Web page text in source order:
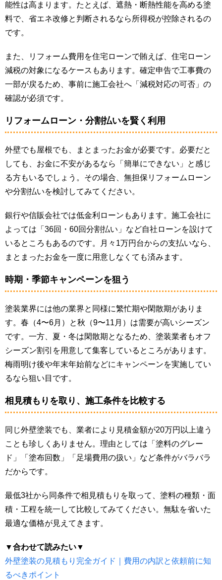
能性は高まります。たとえば、遮熱・断熱性能を高める塗
料で、省エネ改修と判断されるなら所得税が控除されるの
です。
また、リフォーム費用を住宅ローンで賄えば、住宅ローン
減税の対象になるケースもあります。確定申告で工事費の
一部が戻るため、事前に施工会社へ「減税対応の可否」の
確認が必須です。
リフォームローン・分割払いを賢く利用
外壁でも屋根でも、まとまったお金が必要です。必要だと
しても、お金に不安があるなら「簡単にできない」と感じ
る方もいるでしょう。その場合、無担保リフォームローン
や分割払いを検討してみてください。
銀行や信販会社では低金利ローンもあります。施工会社に
よっては「36回・60回分割払い」など自社ローンを設けて
いるところもあるのです。月々1万円台からの支払いなら、
まとまったお金を一度に用意しなくても済みます。
時期・季節キャンペーンを狙う
塗装業界には他の業界と同様に繁忙期や閑散期がありま
す。春（4〜6月）と秋（9〜11月）は需要が高いシーズン
です。一方、夏・冬は閑散期となるため、塗装業者もオフ
シーズン割引を用意して集客しているところがあります。
梅雨明け後や年末年始前などにキャンペーンを実施してい
るなら狙い目です。
相見積もりを取り、施工条件を比較する
同じ外壁塗装でも、業者により見積金額が20万円以上違う
ことも珍しくありません。理由としては「塗料のグレー
ド」「塗布回数」「足場費用の扱い」など条件がバラバラ
だからです。
最低3社から同条件で相見積もりを取って、塗料の種類・面
積・工程を統一して比較してみてください。無駄を省いた
最適な価格が見えてきます。
▼合わせて読みたい▼
外壁塗装の見積もり完全ガイド｜費用の内訳と依頼前に知
るべきポイント